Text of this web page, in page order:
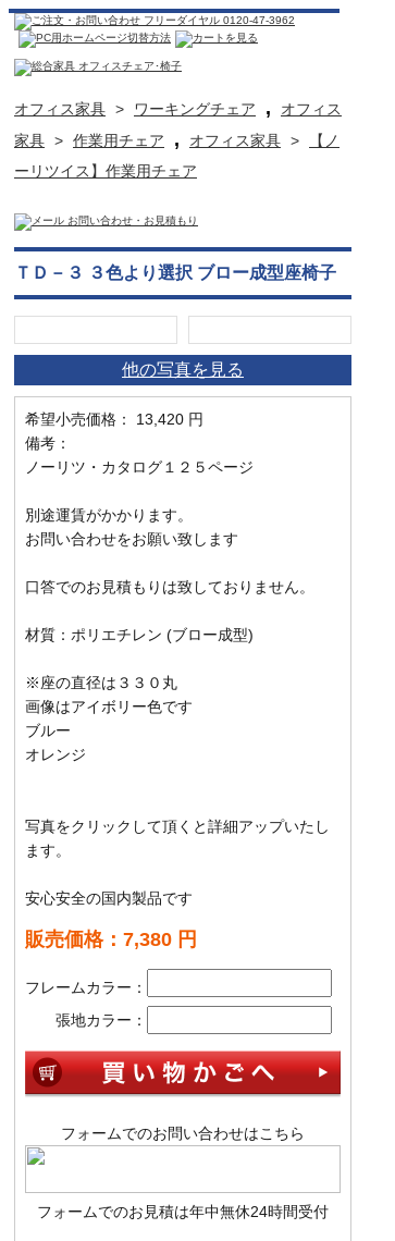
オフィス家具 > ワーキングチェア ,
オフィス
家具 > 作業用チェア , オフィス家具 >
【ノ
ーリツイス】作業用チェア
ＴＤ－３ ３色より選択 ブロー成型座椅子
他の写真を見る
希望小売価格： 13,420 円
備考：
ノーリツ・カタログ１２５ページ
別途運賃がかかります。
お問い合わせをお願い致します
口答でのお見積もりは致しておりません。
材質：ポリエチレン (ブロー成型)
※座の直径は３３０丸
画像はアイボリー色です
ブルー
オレンジ
写真をクリックして頂くと詳細アップいたし
ます。
安心安全の国内製品です
販売価格：7,380 円
フレームカラー：
張地カラー：
フォームでのお問い合わせはこちら
フォームでのお見積は年中無休24時間受付